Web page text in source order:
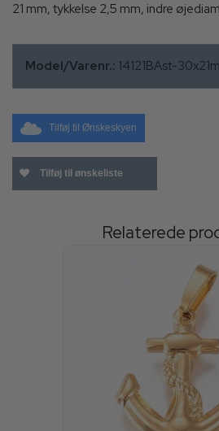
21 mm, tykkelse 2,5 mm, indre
Model/Varenr.: 14121BAst-
Tilføj til Ønskeskyen
Tilføj til ønskeliste
Relaterede